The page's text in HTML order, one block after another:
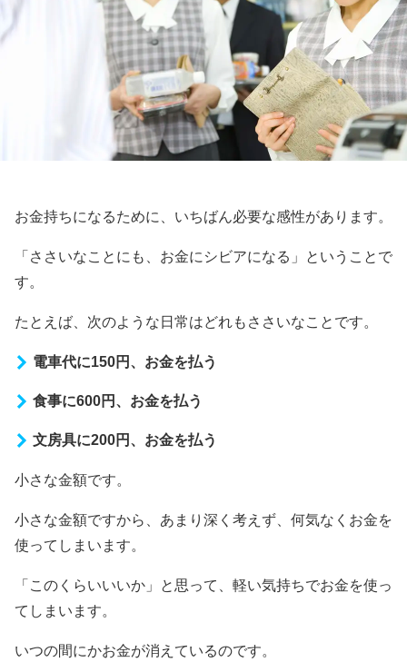
お金持ちになるために、いちばん必要な感性があります。
「ささいなことにも、お金にシビアになる」ということで
す。
たとえば、次のような日常はどれもささいなことです。
電車代に150円、お金を払う
食事に600円、お金を払う
文房具に200円、お金を払う
小さな金額です。
小さな金額ですから、あまり深く考えず、何気なくお金を
使ってしまいます。
「このくらいいいか」と思って、軽い気持ちでお金を使っ
てしまいます。
いつの間にかお金が消えているのです。